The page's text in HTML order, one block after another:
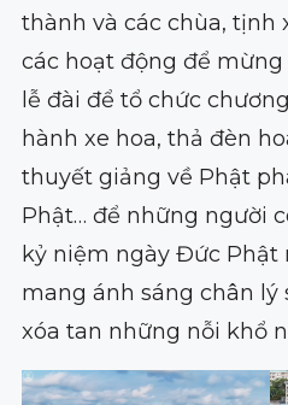
thành và các chùa, tịnh
các hoạt động để
lễ đài để tổ chức
hành xe hoa, thả đèn
thuyết giảng về Phật
Phật… để những người
kỷ niệm ngày Đức Phật
mang ánh sáng chân lý
xóa tan những nỗi khổ